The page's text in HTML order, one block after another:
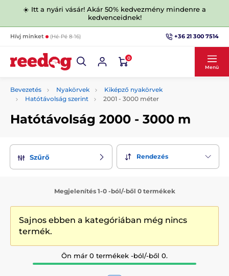
☀️ Itt a nyári vásár! Akár 50% kedvezmény mindenre a
kedvenceidnek!
Hívj minket (Hé-Pé 8-16) +36 21 300 7514
0
Menü
Bevezetés Nyakörvek
Kiképző nyakörvek
Hatótávolság szerint
2001 - 3000 méter
Hatótávolság 2000 - 3000 m
Szűrő Rendezés
Megjelenítés 1-0 -ból/-ből 0 termékek
Sajnos ebben a kategóriában még nincs
termék.
Ön már 0 termékek -ból/-ből 0.